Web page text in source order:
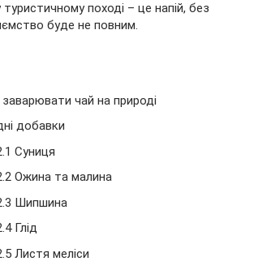
поході – це напій, без
буде не повним.
чай на природі
добавки
Суниця
Ожина та малина
Шипшина
Глід
Листя меліси